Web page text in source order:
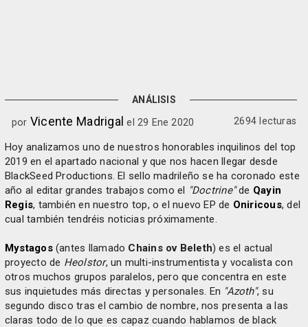
ANÁLISIS
por Vicente Madrigal el 29 Ene 2020 2694 lecturas
Hoy analizamos uno de nuestros honorables inquilinos del top
2019 en el apartado nacional y que nos hacen llegar desde
BlackSeed Productions. El sello madrileño se ha coronado este
año al editar grandes trabajos como el "Doctrine"de Qayin
Regis, también en nuestro top, o el nuevo EP de Oniricous, del
cual también tendréis noticias próximamente.
Mystagos(antes llamado Chains ov Beleth) es el actual
proyecto de Heolstor, un multi-instrumentista y vocalista con
otros muchos grupos paralelos, pero que concentra en este
sus inquietudes más directas y personales. En "Azoth", su
segundo disco tras el cambio de nombre, nos presenta a las
claras todo de lo que es capaz cuando hablamos de black